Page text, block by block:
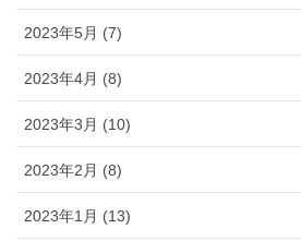
2023年5月 (7)
2023年4月 (8)
2023年3月 (10)
2023年2月 (8)
2023年1月 (13)